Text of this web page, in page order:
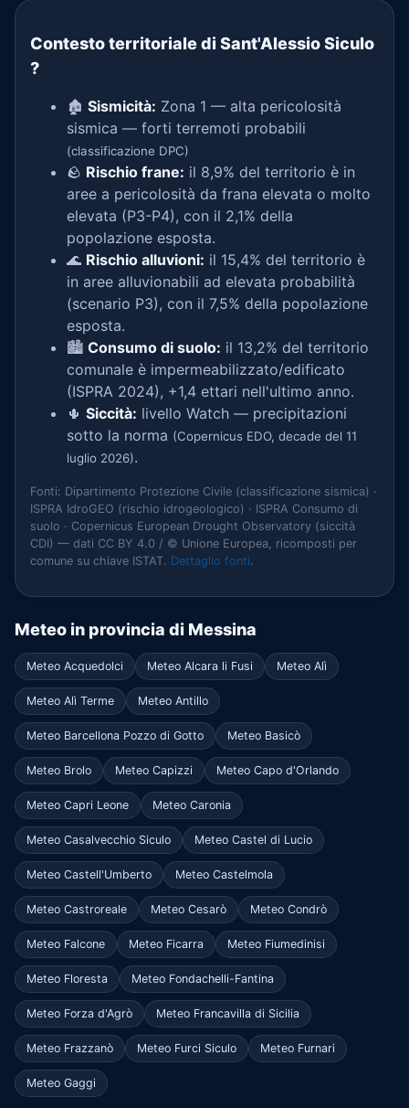
Contesto territoriale di Sant'Alessio Siculo
?
🏚️ Sismicità: Zona 1 — alta pericolosità
sismica — forti terremoti probabili
(classificazione DPC)
🪨 Rischio frane: il 8,9% del territorio è in
aree a pericolosità da frana elevata o molto
elevata (P3-P4), con il 2,1% della
popolazione esposta.
🌊 Rischio alluvioni: il 15,4% del territorio è
in aree alluvionabili ad elevata probabilità
(scenario P3), con il 7,5% della popolazione
esposta.
🏙️ Consumo di suolo: il 13,2% del territorio
comunale è impermeabilizzato/edificato
(ISPRA 2024), +1,4 ettari nell'ultimo anno.
🌵 Siccità: livello Watch — precipitazioni
sotto la norma (Copernicus EDO, decade del 11
luglio 2026).
Fonti: Dipartimento Protezione Civile (classificazione sismica) ·
ISPRA IdroGEO (rischio idrogeologico) · ISPRA Consumo di
suolo · Copernicus European Drought Observatory (siccità
CDI) — dati CC BY 4.0 / © Unione Europea, ricomposti per
comune su chiave ISTAT. Dettaglio fonti.
Meteo in provincia di Messina
Meteo Acquedolci Meteo Alcara li Fusi Meteo Alì
Meteo Alì Terme Meteo Antillo
Meteo Barcellona Pozzo di Gotto Meteo Basicò
Meteo Brolo Meteo Capizzi Meteo Capo d'Orlando
Meteo Capri Leone Meteo Caronia
Meteo Casalvecchio Siculo Meteo Castel di Lucio
Meteo Castell'Umberto Meteo Castelmola
Meteo Castroreale Meteo Cesarò Meteo Condrò
Meteo Falcone Meteo Ficarra Meteo Fiumedinisi
Meteo Floresta Meteo Fondachelli-Fantina
Meteo Forza d'Agrò Meteo Francavilla di Sicilia
Meteo Frazzanò Meteo Furci Siculo Meteo Furnari
Meteo Gaggi